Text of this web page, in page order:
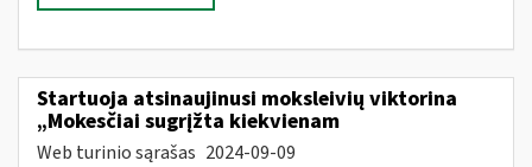
Startuoja atsinaujinusi moksleivių viktorina
„Mokesčiai sugrįžta kiekvienam
Web turinio sąrašas 2024-09-09